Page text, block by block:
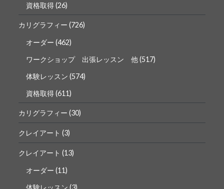
資格取得(26)
カリグラフィー (726)
オーダー (462)
ワークショップ 出張レッスン 他(517)
体験レッスン (574)
資格取得(611)
カリグラフィー (30)
クレイアート (3)
クレイアート (13)
オーダー (11)
体験レッスン (3)